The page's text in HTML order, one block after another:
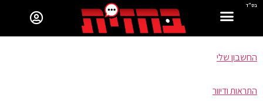
בס"ד
החשבון שלי
התראות ודיוור